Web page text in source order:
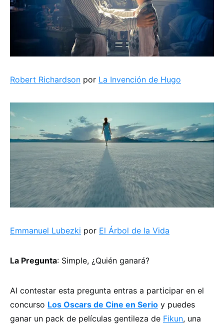
Robert Richardson por La Invención de Hugo
Emmanuel Lubezki por El Árbol de la Vida
La Pregunta: Simple, ¿Quién ganará?
Al contestar esta pregunta entras a participar en el
concurso Los Oscars de Cine en Serio y puedes
ganar un pack de películas gentileza de Fikun, una